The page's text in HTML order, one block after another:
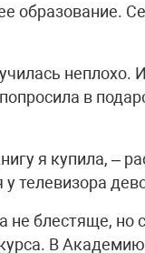
неплохо.
в
я купила, –
телевизора
блестяще, но
В